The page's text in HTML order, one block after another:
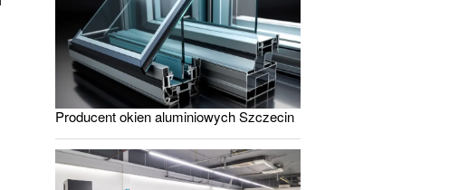
Producent okien aluminiowych Szczecin